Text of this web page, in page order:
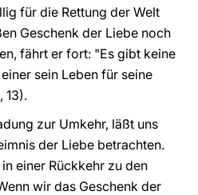
für die Rettung der Welt
Geschenk der Liebe noch
fährt er fort: "Es gibt keine
sein Leben für seine
13).
zur Umkehr, läßt uns
der Liebe betrachten.
einer Rückkehr zu den
wir das Geschenk der